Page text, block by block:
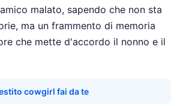
malato, sapendo che non sta
ma un frammento di memoria
che mette d'accordo il nonno e il
cowgirl fai da te